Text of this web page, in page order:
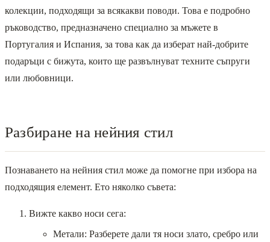
колекции, подходящи за всякакви поводи. Това е подробно
ръководство, предназначено специално за мъжете в
Португалия и Испания, за това как да изберат най-добрите
подаръци с бижута, които ще развълнуват техните съпруги
или любовници.
Разбиране на нейния стил
Познаването на нейния стил може да помогне при избора на
подходящия елемент. Ето няколко съвета:
Вижте какво носи сега:
Метали: Разберете дали тя носи злато, сребро или